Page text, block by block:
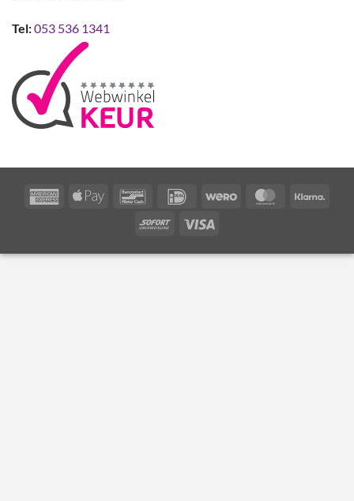
Tel:053 536 1341
AmericanApple
BancontactIDeal Wero MasterCard
Sofort